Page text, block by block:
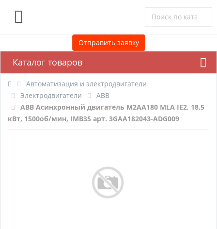
Отправить заявку
Каталог товаров
Автоматизация и электродвигатели
Электродвигатели
ABB
ABB Асинхронный двигатель M2AA180 MLA IE2, 18.5
кВт, 1500об/мин, IMB35 арт. 3GAA182043-ADG009